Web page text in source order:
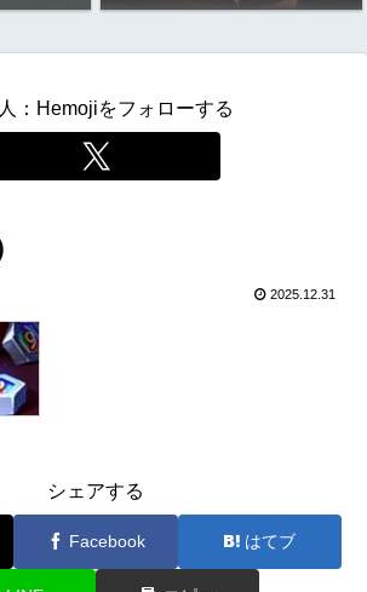
：Hemojiをフォローする
2025.12.31
シェアする
Facebook はてブ